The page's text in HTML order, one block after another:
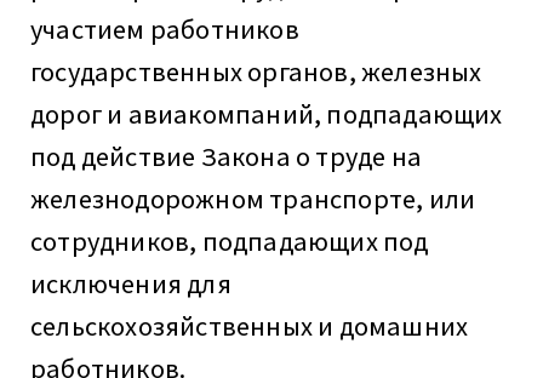
участием работников
государственных органов, железных
дорог и авиакомпаний, подпадающих
под действие Закона о труде на
железнодорожном транспорте, или
сотрудников, подпадающих под
исключения для
сельскохозяйственных и домашних
работников.